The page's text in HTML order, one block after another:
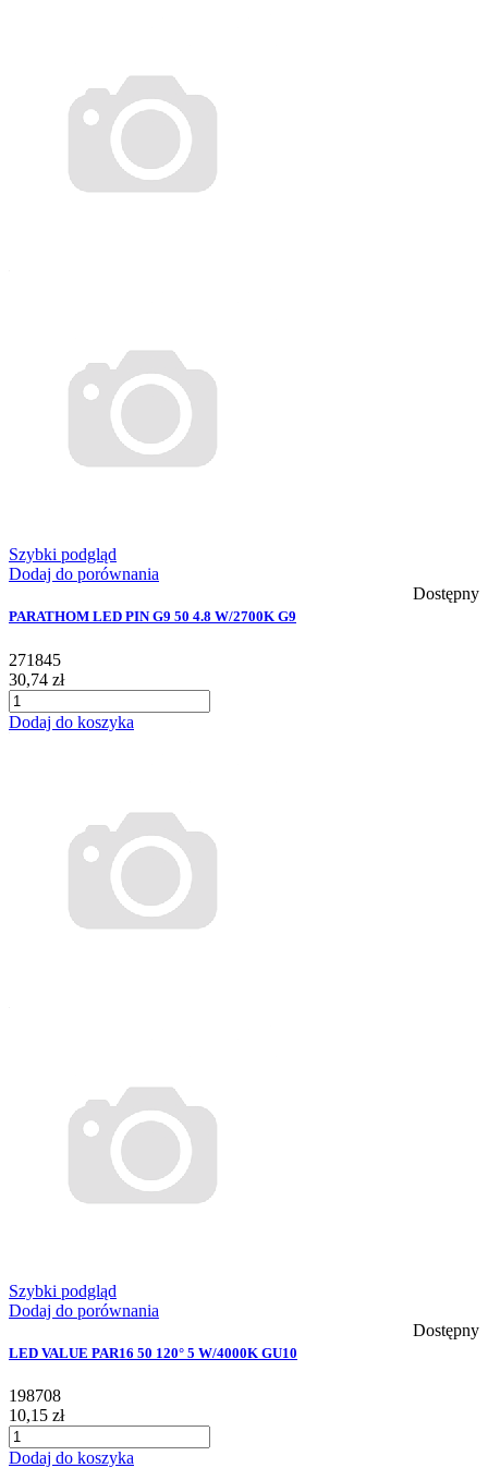
Szybki podgląd
Dodaj do porównania
Dostępny
PARATHOM LED PIN G9 50 4.8 W/2700K G9
271845
30,74 zł
Dodaj do koszyka
Szybki podgląd
Dodaj do porównania
Dostępny
LED VALUE PAR16 50 120° 5 W/4000K GU10
198708
10,15 zł
Dodaj do koszyka